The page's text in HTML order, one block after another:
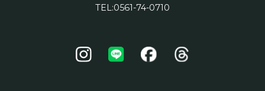
TEL:0561-74-0710